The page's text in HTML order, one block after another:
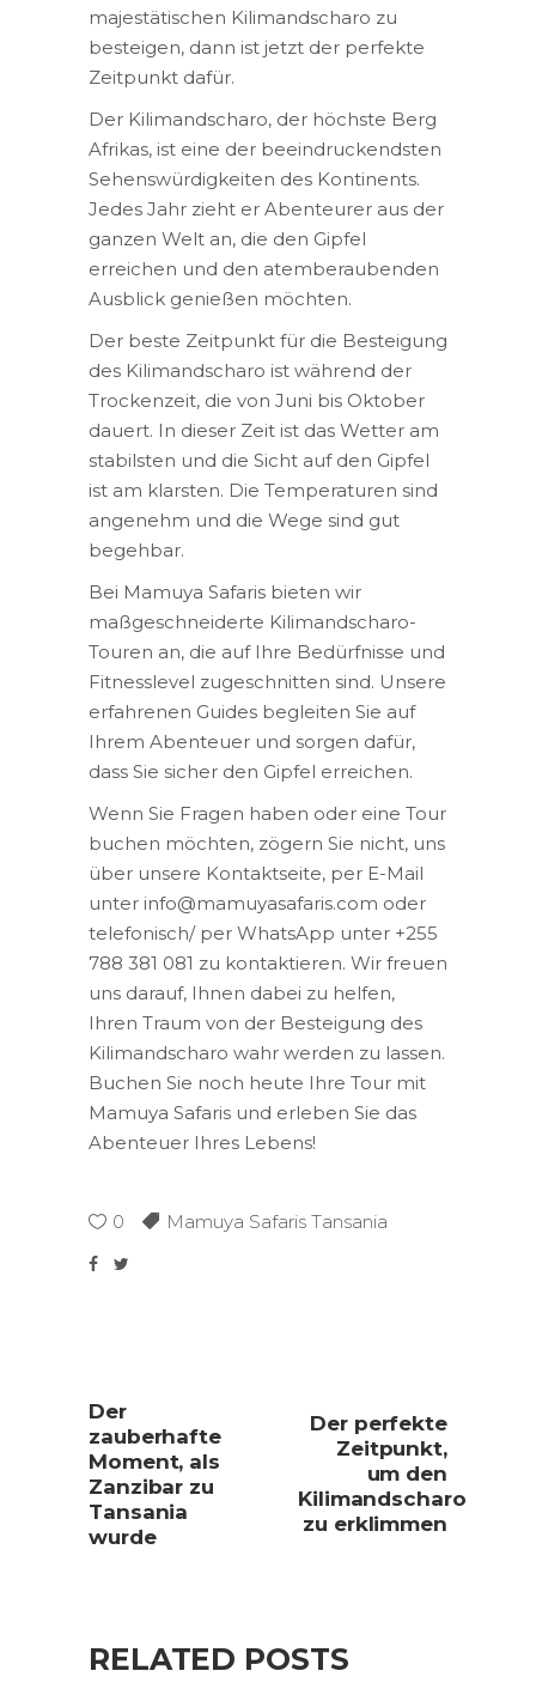
majestätischen Kilimandscharo zu
besteigen, dann ist jetzt der perfekte
Zeitpunkt dafür.
Der Kilimandscharo, der höchste Berg
Afrikas, ist eine der beeindruckendsten
Sehenswürdigkeiten des Kontinents.
Jedes Jahr zieht er Abenteurer aus der
ganzen Welt an, die den Gipfel
erreichen und den atemberaubenden
Ausblick genießen möchten.
Der beste Zeitpunkt für die Besteigung
des Kilimandscharo ist während der
Trockenzeit, die von Juni bis Oktober
dauert. In dieser Zeit ist das Wetter am
stabilsten und die Sicht auf den Gipfel
ist am klarsten. Die Temperaturen sind
angenehm und die Wege sind gut
begehbar.
Bei Mamuya Safaris bieten wir
maßgeschneiderte Kilimandscharo-
Touren an, die auf Ihre Bedürfnisse und
Fitnesslevel zugeschnitten sind. Unsere
erfahrenen Guides begleiten Sie auf
Ihrem Abenteuer und sorgen dafür,
dass Sie sicher den Gipfel erreichen.
Wenn Sie Fragen haben oder eine Tour
buchen möchten, zögern Sie nicht, uns
über unsere Kontaktseite, per E-Mail
unter info@mamuyasafaris.com oder
telefonisch/ per WhatsApp unter +255
788 381 081 zu kontaktieren. Wir freuen
uns darauf, Ihnen dabei zu helfen,
Ihren Traum von der Besteigung des
Kilimandscharo wahr werden zu lassen.
Buchen Sie noch heute Ihre Tour mit
Mamuya Safaris und erleben Sie das
Abenteuer Ihres Lebens!
0 Mamuya Safaris Tansania
Der
zauberhafte
Moment, als
Zanzibar zu
Tansania
wurde
Der perfekte
Zeitpunkt,
um den
Kilimandscharo
zu erklimmen
RELATED POSTS